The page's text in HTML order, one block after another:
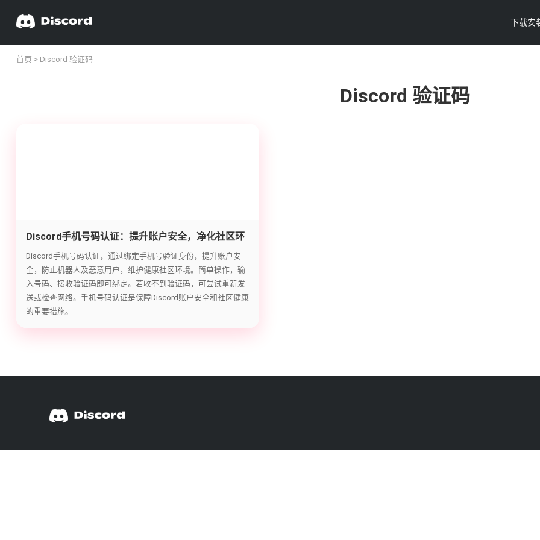
下载安
首页 > Discord 验证码
Discord 验证码
Discord手机号码认证：提升账户安全，净化社区环
境指南
Discord手机号码认证，通过绑定手机号验证身份，提升账户安
全，防止机器人及恶意用户，维护健康社区环境。简单操作，输
入号码、接收验证码即可绑定。若收不到验证码，可尝试重新发
送或检查网络。手机号码认证是保障Discord账户安全和社区健康
的重要措施。